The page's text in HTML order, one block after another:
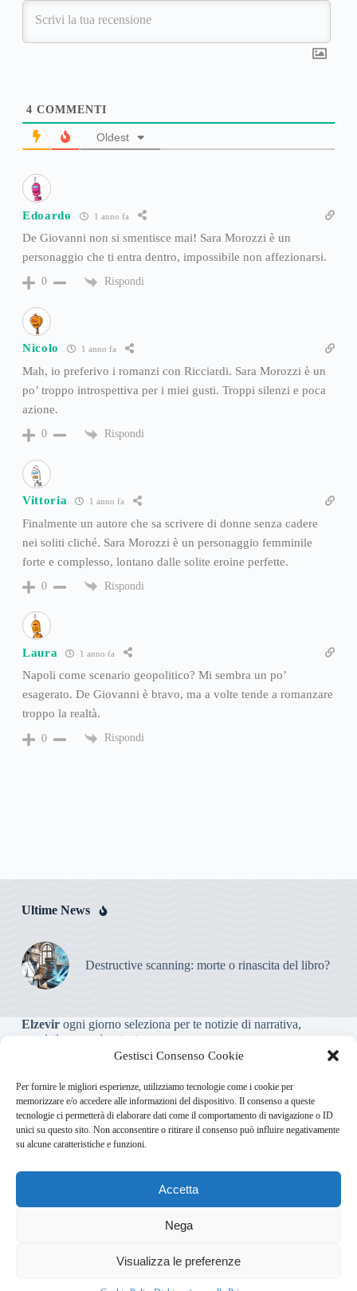
Gestisci Consenso Cookie
Per fornire le migliori esperienze, utilizziamo tecnologie come i cookie per
memorizzare e/o accedere alle informazioni del dispositivo. Il consenso a queste
tecnologie ci permetterà di elaborare dati come il comportamento di navigazione o ID
unici su questo sito. Non acconsentire o ritirare il consenso può influire negativamente
su alcune caratteristiche e funzioni.
Accetta
Nega
Visualizza le preferenze
4 COMMENTI
Oldest
Edoardo 1 anno fa
De Giovanni non si smentisce mai! Sara Morozzi è un
personaggio che ti entra dentro, impossibile non affezionarsi.
0 Rispondi
Nicolo 1 anno fa
Mah, io preferivo i romanzi con Ricciardi. Sara Morozzi è un
po’ troppo introspettiva per i miei gusti. Troppi silenzi e poca
azione.
0 Rispondi
Vittoria 1 anno fa
Finalmente un autore che sa scrivere di donne senza cadere
nei soliti cliché. Sara Morozzi è un personaggio femminile
forte e complesso, lontano dalle solite eroine perfette.
0 Rispondi
Laura 1 anno fa
Napoli come scenario geopolitico? Mi sembra un po’
esagerato. De Giovanni è bravo, ma a volte tende a romanzare
troppo la realtà.
0 Rispondi
Ultime News
Destructive scanning: morte o rinascita del libro?
Elzevirogni giorno seleziona per te notizie di narrativa,
saggistica, poesia e teatro.
Testata giornalistica online non iscritta al Tribunale, che non
riceve contributi o agevolazioni pubbliche ai sensi dell’art. 3-
bis della legge 103/2012
Via Usodimare 3 - 37138 Verona (VR)info@elzevir.it bullet-